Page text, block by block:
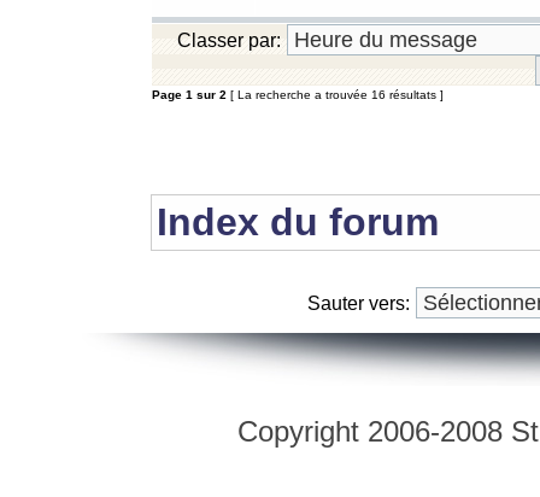
Classer par:
Page 1 sur 2 [ La recherche a trouvée 16 résultats ]
Index du forum
Sauter vers:
Copyright 2006-2008